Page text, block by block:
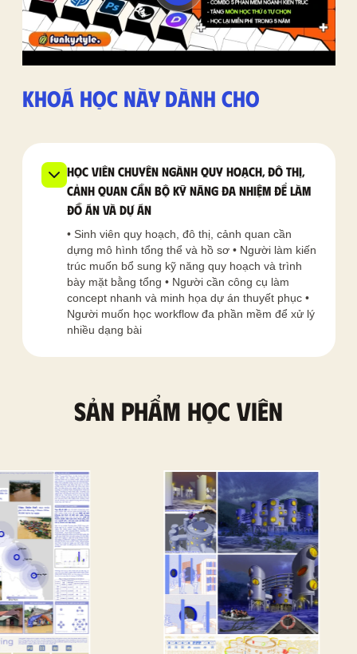
KHOÁ HỌC NÀY DÀNH CHO
Học viên chuyên ngành Quy Hoạch, Đô Thị,
Cảnh Quan cần bộ kỹ năng đa nhiệm để làm
đồ án và dự án
• Sinh viên quy hoạch, đô thị, cảnh quan cần
dựng mô hình tổng thể và hồ sơ • Người làm kiến
trúc muốn bổ sung kỹ năng quy hoạch và trình
bày mặt bằng tổng • Người cần công cụ làm
concept nhanh và minh họa dự án thuyết phục •
Người muốn học workflow đa phần mềm để xử lý
nhiều dạng bài
Sản phẩm học viên
XEM THÊM